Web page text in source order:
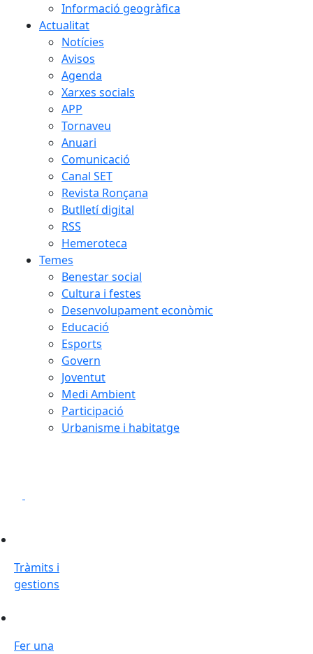
Informació geogràfica
Actualitat
Notícies
Avisos
Agenda
Xarxes socials
APP
Tornaveu
Anuari
Comunicació
Canal SET
Revista Ronçana
Butlletí digital
RSS
Hemeroteca
Temes
Benestar social
Cultura i festes
Desenvolupament econòmic
Educació
Esports
Govern
Joventut
Medi Ambient
Participació
Urbanisme i habitatge
Tràmits i
gestions
Fer una